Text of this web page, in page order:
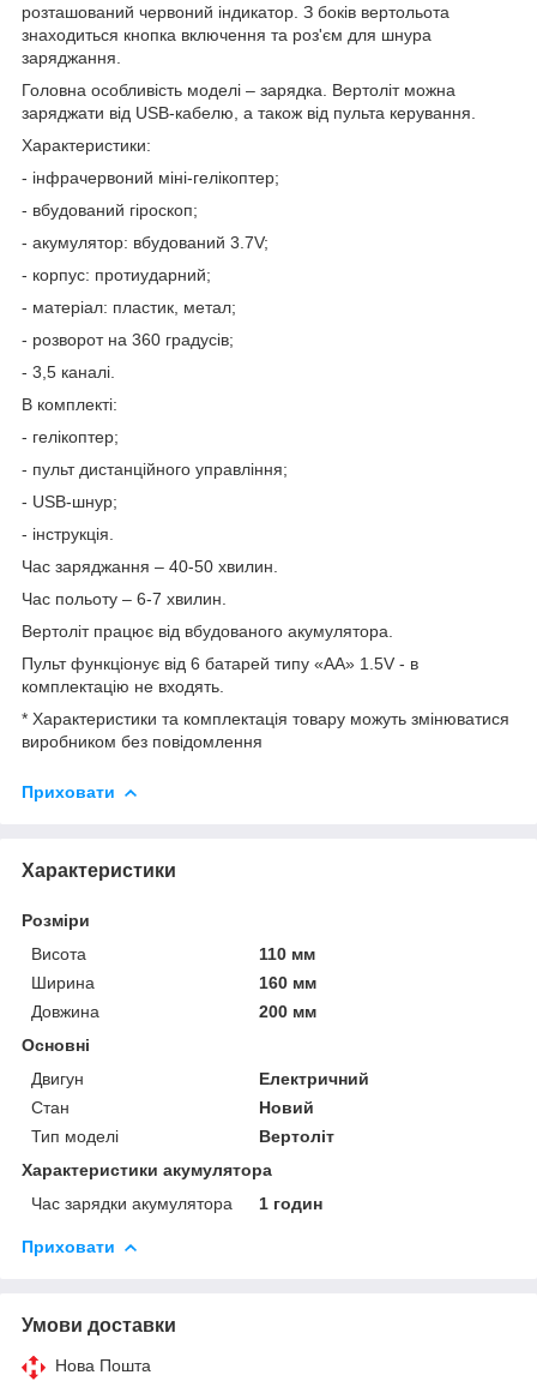
розташований червоний індикатор. З боків вертольота
знаходиться кнопка включення та роз'єм для шнура
заряджання.
Головна особливість моделі – зарядка. Вертоліт можна
заряджати від USB-кабелю, а також від пульта керування.
Характеристики:
- інфрачервоний міні-гелікоптер;
- вбудований гіроскоп;
- акумулятор: вбудований 3.7V;
- корпус: протиударний;
- матеріал: пластик, метал;
- розворот на 360 градусів;
- 3,5 каналі.
В комплекті:
- гелікоптер;
- пульт дистанційного управління;
- USB-шнур;
- інструкція.
Час заряджання – 40-50 хвилин.
Час польоту – 6-7 хвилин.
Вертоліт працює від вбудованого акумулятора.
Пульт функціонує від 6 батарей типу «АА» 1.5V - в
комплектацію не входять.
* Характеристики та комплектація товару можуть змінюватися
виробником без повідомлення
Приховати
Характеристики
Розміри
Висота
110 мм
Ширина
160 мм
Довжина
200 мм
Основні
Двигун
Електричний
Стан
Новий
Тип моделі
Вертоліт
Характеристики акумулятора
Час зарядки акумулятора
1 годин
Приховати
Умови доставки
Нова Пошта